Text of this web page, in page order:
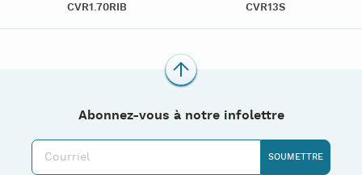
CVR1.70RIB CVR13S
Abonnez-vous à notre infolettre